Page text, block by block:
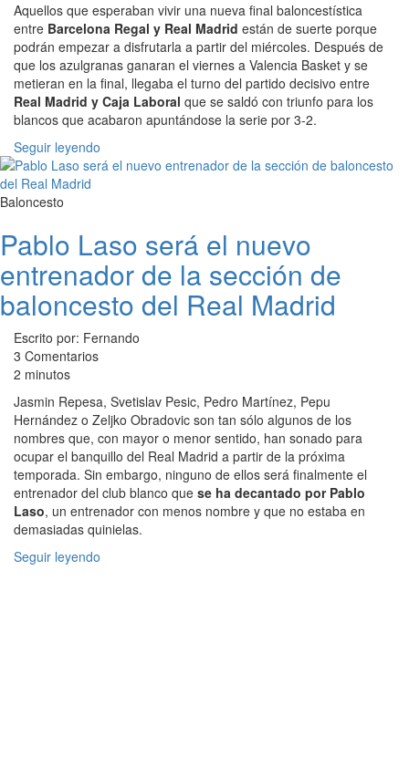
Aquellos que esperaban vivir una nueva final baloncestística
entre Barcelona Regal y Real Madrid están de suerte porque
podrán empezar a disfrutarla a partir del miércoles. Después de
que los azulgranas ganaran el viernes a Valencia Basket y se
metieran en la final, llegaba el turno del partido decisivo entre
Real Madrid y Caja Laboral que se saldó con triunfo para los
blancos que acabaron apuntándose la serie por 3-2.
Seguir leyendo
Baloncesto
Pablo Laso será el nuevo
entrenador de la sección de
baloncesto del Real Madrid
Escrito por: Fernando
3 Comentarios
2 minutos
Jasmin Repesa, Svetislav Pesic, Pedro Martínez, Pepu
Hernández o Zeljko Obradovic son tan sólo algunos de los
nombres que, con mayor o menor sentido, han sonado para
ocupar el banquillo del Real Madrid a partir de la próxima
temporada. Sin embargo, ninguno de ellos será finalmente el
entrenador del club blanco que se ha decantado por Pablo
Laso, un entrenador con menos nombre y que no estaba en
demasiadas quinielas.
Seguir leyendo